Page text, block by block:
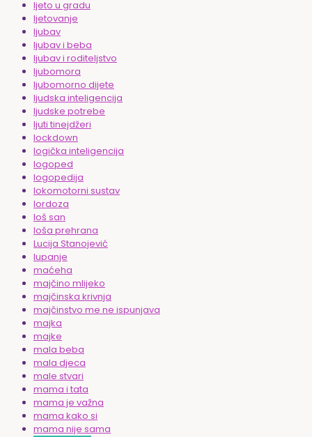
ljeto u gradu
ljetovanje
ljubav
ljubav i beba
ljubav i roditeljstvo
ljubomora
ljubomorno dijete
ljudska inteligencija
ljudske potrebe
ljuti tinejdžeri
lockdown
logička inteligencija
logoped
logopedija
lokomotorni sustav
lordoza
loš san
loša prehrana
Lucija Stanojević
lupanje
maćeha
majčino mlijeko
majčinska krivnja
majčinstvo me ne ispunjava
majka
majke
mala beba
mala djeca
male stvari
mama i tata
mama je važna
mama kako si
mama nije sama